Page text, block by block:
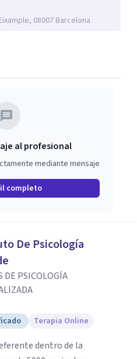
retos emocionales, así
personal y
a generar un espacio de
08007 Barcelona
al profesional
mediante mensaje
completo
De Psicología
DE PSICOLOGÍA
Terapia Online
dentro de la